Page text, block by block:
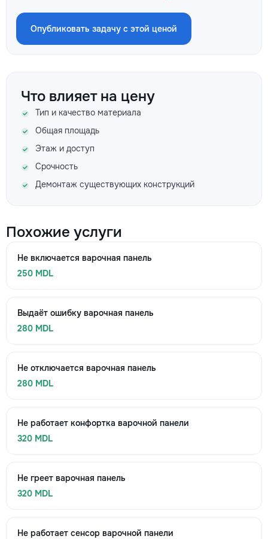
Опубликовать задачу с этой ценой
Что влияет на цену
Тип и качество материала
Общая площадь
Этаж и доступ
Срочность
Демонтаж существующих конструкций
Похожие услуги
Не включается варочная панель
250 MDL
Выдаёт ошибку варочная панель
280 MDL
Не отключается варочная панель
280 MDL
Не работает конфортка варочной панели
320 MDL
Не греет варочная панель
320 MDL
Не работает сенсор варочной панели